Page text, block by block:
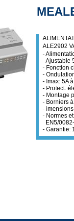
ALE2902
-
- Ajustable
- Fonction
-
- Imax: 5A
- Protect.
- Montage
- Borniers
-
- Normes
EN5/
- Garantie: